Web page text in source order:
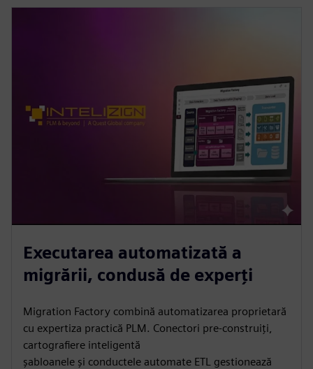
Executarea automatizată a
migrării, condusă de experți
Migration Factory combină automatizarea proprietară
cu expertiza practică PLM. Conectori pre-construiți,
cartografiere inteligentă
șabloanele și conductele automate ETL gestionează